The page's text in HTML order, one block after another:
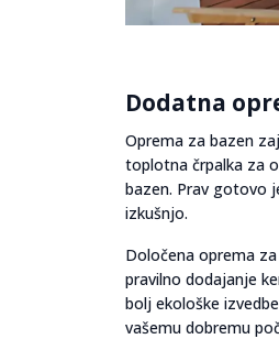
Dodatna
Oprema za bazen
toplotna črpalka za
bazen. Prav gotovo
izkušnjo.
Določena oprema
pravilno dodajanje
bolj ekološke
vašemu dobremu